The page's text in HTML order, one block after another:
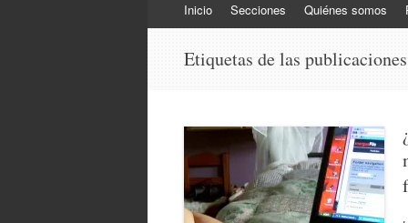
al
Inicio Secciones Quiénes somos
Etiquetas de las